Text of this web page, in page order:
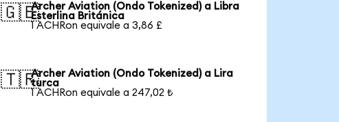
🇬🇧Archer Aviation (Ondo Tokenized) a Libra
Esterlina Británica
1 ACHRon equivale a 3,86 £
🇹🇷Archer Aviation (Ondo Tokenized) a Lira
turca
1 ACHRon equivale a 247,02 ₺